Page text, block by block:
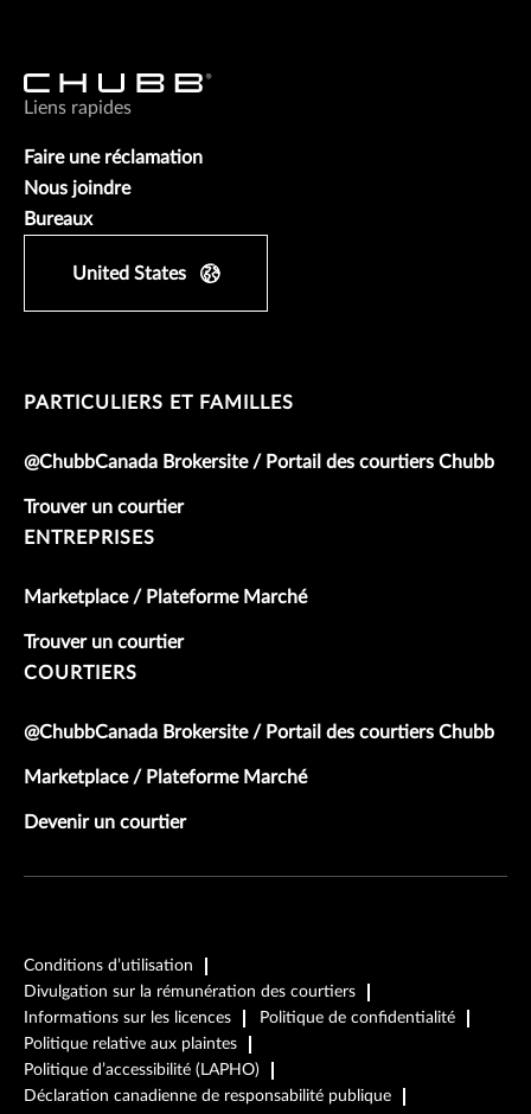
Liens rapides
Faire une réclamation
Nous joindre
Bureaux
United States
PARTICULIERS ET FAMILLES
@ChubbCanada Brokersite / Portail des courtiers Chubb
Trouver un courtier
ENTREPRISES
Marketplace / Plateforme Marché
Trouver un courtier
COURTIERS
@ChubbCanada Brokersite / Portail des courtiers Chubb
Marketplace / Plateforme Marché
Devenir un courtier
Conditions d’utilisation
Divulgation sur la rémunération des courtiers
Informations sur les licences
Politique de confidentialité
Politique relative aux plaintes
Politique d’accessibilité (LAPHO)
Déclaration canadienne de responsabilité publique